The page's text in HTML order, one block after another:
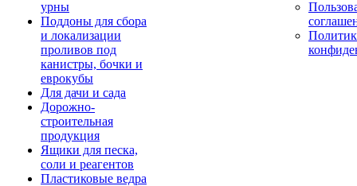
урны
Поддоны для сбора
и локализации
проливов под
канистры, бочки и
еврокубы
Для дачи и сада
Дорожно-
строительная
продукция
Ящики для песка,
соли и реагентов
Пластиковые ведра